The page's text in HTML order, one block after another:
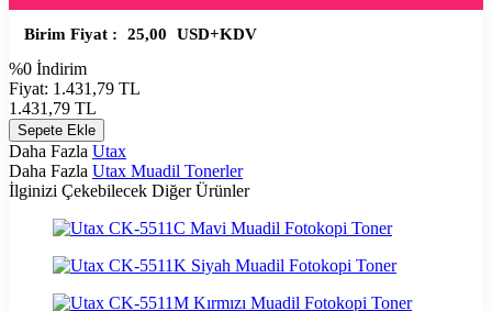
Birim Fiyat : 25,00 USD+KDV
%0 İndirim
Fiyat: 1.431,79 TL
1.431,79 TL
Sepete Ekle
Daha Fazla Utax
Daha Fazla Utax Muadil Tonerler
İlginizi Çekebilecek Diğer Ürünler